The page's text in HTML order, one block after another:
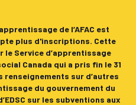
de l’AFAC est
plus d'inscriptions. Cette
le Service d’apprentissage
Canada qui a pris fin le 31
sur d’autres
du gouvernement du
sur les subventions aux